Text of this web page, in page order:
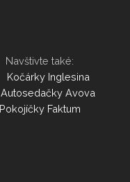
také:
Kočárky Inglesina
Autosedačky Avova
Pokojíčky Faktum